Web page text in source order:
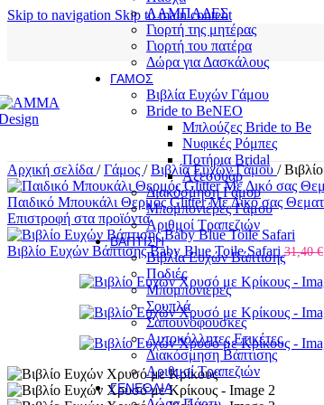
Skip to navigation Skip to main content
ΛΑΜΠΑΔΕΣ
Γιορτή της μητέρας
Γιορτή του πατέρα
Δώρα για Δασκάλους
ΓΆΜΟΣ
Βιβλία Ευχών Γάμου
Bride to BeNEO
Μπλούζες Bride to Be
Νυφικές Ρόμπες
Ποτήρια Bridal
Αξεσουάρ
Διακόσμηση Γάμου
Μπομπονιέρες Γάμου
Αριθμοί Τραπεζιών
ΒΆΠΤΙΣΗ
Βιβλία Ευχών Βάπτισης
Ποδιές
Μπομπονιέρες
Σουπλά
Σαπουνόφουσκες
Αυτοκόλλητες Ετικέτες
Διακόσμηση Βάπτισης
Αριθμοί Τραπεζιών
ΓΕΝΈΘΛΙΑ
Αρχική σελίδα / Γάμος / Βιβλία Ευχών Γάμου /
Παιδικό Μπουκάλι Θερμός Glitter Με Δικό σας
Επιστροφή στα προϊόντα
Βιβλίο Ευχών Βάπτισης Baby Blue Toile Safari 31,40€